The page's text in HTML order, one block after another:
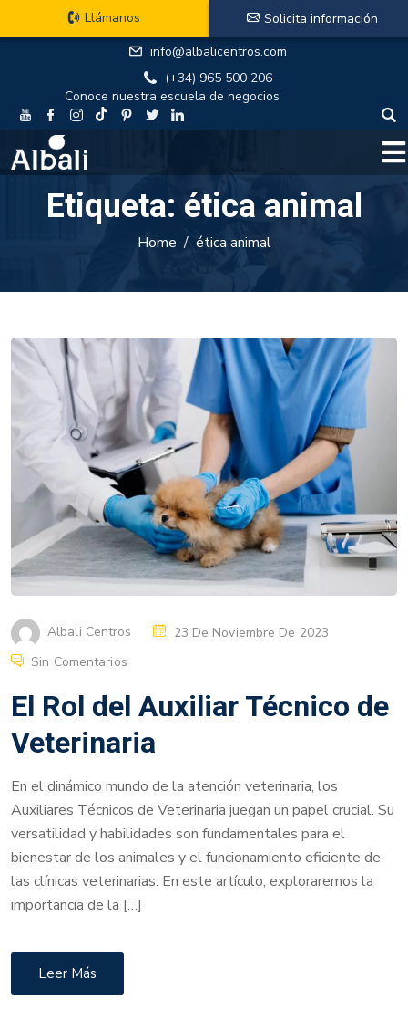
info@albalicentros.com
(+34) 965 500 206
Conoce nuestra escuela de negocios
Llámanos Solicita información
Etiqueta: ética animal
Home ética animal
Albali Centros
23 De Noviembre De 2023
Sin Comentarios
El Rol del Auxiliar Técnico de
Veterinaria
En el dinámico mundo de la atención veterinaria, los
Auxiliares Técnicos de Veterinaria juegan un papel crucial. Su
versatilidad y habilidades son fundamentales para el
bienestar de los animales y el funcionamiento eficiente de
las clínicas veterinarias. En este artículo, exploraremos la
importancia de la […]
Leer Más